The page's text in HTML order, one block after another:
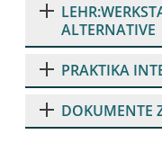
ALTERNATIVE
PRAKTIKA
DOKUMENTE